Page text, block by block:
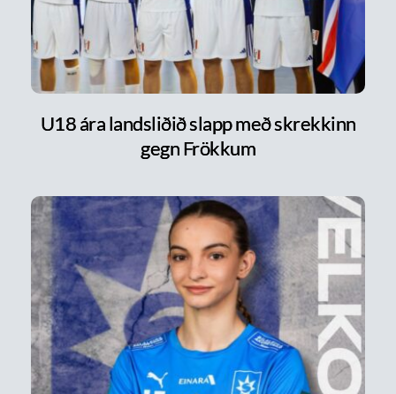
U18 ára landsliðið slapp með skrekkinn
gegn Frökkum